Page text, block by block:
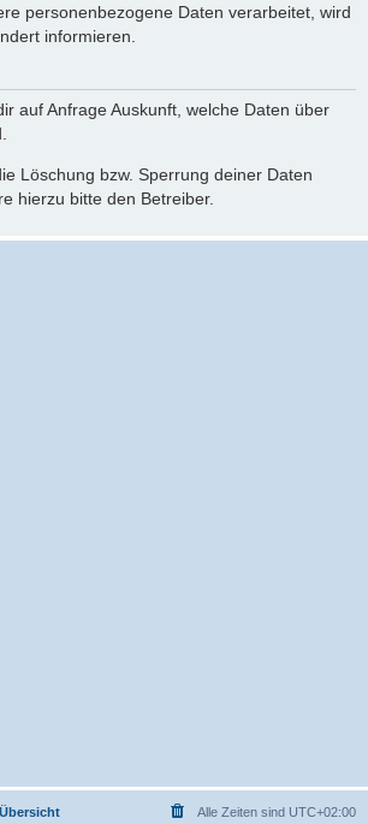
personenbezogene Daten verarbeitet, wird
informieren.
auf Anfrage Auskunft, welche Daten über
Löschung bzw. Sperrung deiner Daten
hierzu bitte den Betreiber.
Alle Zeiten sind UTC+02:00